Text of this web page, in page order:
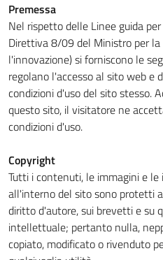
Premessa
Nel rispetto delle Linee guida
Direttiva 8/09 del Ministro per
l'innovazione) si forniscono le
regolano l'accesso al sito web e
condizioni d'uso del sito stesso.
questo sito, il visitatore ne
condizioni d'uso.
Copyright
Tutti i contenuti, le immagini e
all'interno del sito sono protetti
diritto d'autore, sui brevetti e su
intellettuale; pertanto nulla,
copiato, modificato o rivenduto